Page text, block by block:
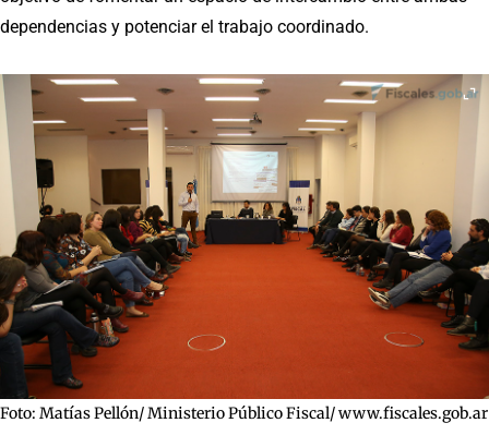
dependencias y potenciar el trabajo coordinado.
Foto: Matías Pellón/ Ministerio Público Fiscal/ www.fiscales.gob.ar